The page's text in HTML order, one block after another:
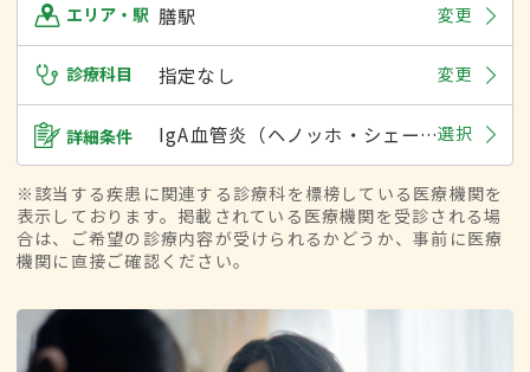
エリア・駅 膳駅 変更
診療科目 指定なし 変更
詳細条件 IgA血管炎（ヘノッホ・シェーンライン紫斑病）選択
※該当する疾患に関連する診療科を標榜している医療機関を
表示しております。掲載されている医療機関を受診される場
合は、ご希望の診療内容が受けられるかどうか、事前に医療
機関に直接ご確認ください。